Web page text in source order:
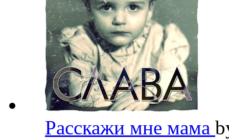
Расскажи мне мама